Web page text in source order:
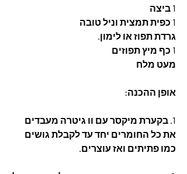
1 ביצה
1 כפית תמצית וניל טובה
גרדת תפוז או לימון.
1 כף מיץ תפוזים
מעט מלח
אופן ההכנה:
1. בקערת מיקסר עם וו גיטרה מעבדים
את כל החומרים יחד עד לקבלת גושים
כמו פתיתים ואז עוצרים.